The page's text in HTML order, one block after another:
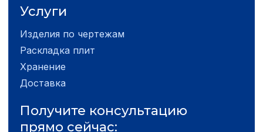
Услуги
Изделия по чертежам
Раскладка плит
Хранение
Доставка
Получите консультацию
прямо сейчас: